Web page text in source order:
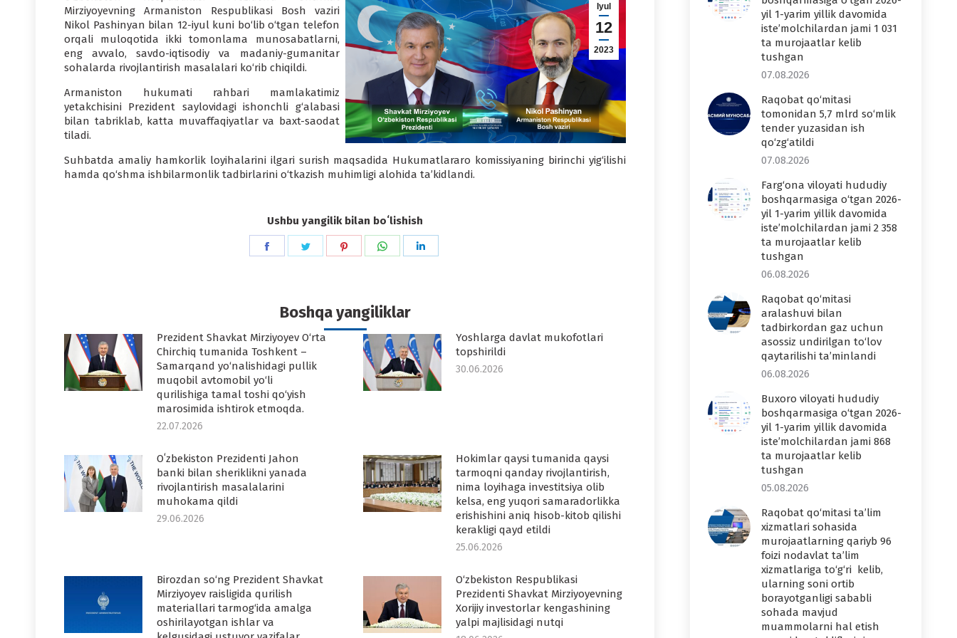
Iyul
12
2023
Mirziyoyevning Armaniston Respublikasi Bosh vaziri
Nikol Pashinyan bilan 12-iyul kuni bo‘lib o‘tgan telefon
orqali muloqotida ikki tomonlama munosabatlarni,
eng avvalo, savdo-iqtisodiy va madaniy-gumanitar
sohalarda rivojlantirish masalalari ko‘rib chiqildi.
Armaniston hukumati rahbari mamlakatimiz
yetakchisini Prezident saylovidagi ishonchli g‘alabasi
bilan tabriklab, katta muvaffaqiyatlar va baxt-saodat
tiladi.
Suhbatda amaliy hamkorlik loyihalarini ilgari surish maqsadida Hukumatlararo komissiyaning birinchi yig‘ilishi
hamda qo‘shma ishbilarmonlik tadbirlarini o‘tkazish muhimligi alohida ta’kidlandi.
Ushbu yangilik bilan boʻlishish
Share
Share
Share
Share
Boshqa yangiliklar
Prezident Shavkat Mirziyoyev O‘rta
Chirchiq tumanida Toshkent –
Samarqand yo‘nalishidagi pullik
muqobil avtomobil yo‘li
qurilishiga tamal toshi qo‘yish
marosimida ishtirok etmoqda.
22.07.2026
Yoshlarga davlat mukofotlari
topshirildi
30.06.2026
Oʻzbekiston Prezidenti Jahon
banki bilan sheriklikni yanada
rivojlantirish masalalarini
muhokama qildi
29.06.2026
Hokimlar qaysi tumanida qaysi
tarmoqni qanday rivojlantirish,
nima loyihaga investitsiya olib
kelsa, eng yuqori samaradorlikka
erishishini aniq hisob-kitob qilishi
kerakligi qayd etildi
25.06.2026
Birozdan so‘ng Prezident Shavkat
Mirziyoyev raisligida qurilish
materiallari tarmog‘ida amalga
oshirilayotgan ishlar va
O‘zbekiston Respublikasi
Prezidenti Shavkat Mirziyoyevning
Xorijiy investorlar kengashining
yalpi majlisidagi nutqi
yil 1-yarim yillik davomida
iste’molchilardan jami 1 031
ta murojaatlar kelib
tushgan
07.08.2026
Raqobat qo‘mitasi
tomonidan 5,7 mlrd so‘mlik
tender yuzasidan ish
qo‘zg‘atildi
07.08.2026
Farg‘ona viloyati hududiy
boshqarmasiga o‘tgan 2026-
yil 1-yarim yillik davomida
iste’molchilardan jami 2 358
ta murojaatlar kelib
tushgan
06.08.2026
Raqobat qo‘mitasi
aralashuvi bilan
tadbirkordan gaz uchun
asossiz undirilgan to‘lov
qaytarilishi ta’minlandi
06.08.2026
Buxoro viloyati hududiy
boshqarmasiga o‘tgan 2026-
yil 1-yarim yillik davomida
iste’molchilardan jami 868
ta murojaatlar kelib
tushgan
05.08.2026
Raqobat qo‘mitasi ta’lim
xizmatlari sohasida
murojaatlarning qariyb 96
foizi nodavlat ta’lim
xizmatlariga to‘g‘ri kelib,
ularning soni ortib
borayotganligi sababli
sohada mavjud
muammolarni hal etish